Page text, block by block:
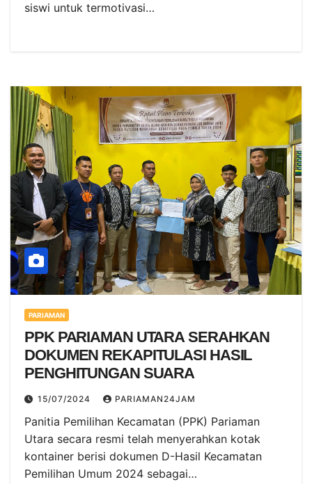
siswi untuk termotivasi…
PARIAMAN
PPK PARIAMAN UTARA SERAHKAN
DOKUMEN REKAPITULASI HASIL
PENGHITUNGAN SUARA
15/07/2024 PARIAMAN24JAM
Panitia Pemilihan Kecamatan (PPK) Pariaman
Utara secara resmi telah menyerahkan kotak
kontainer berisi dokumen D-Hasil Kecamatan
Pemilihan Umum 2024 sebagai…